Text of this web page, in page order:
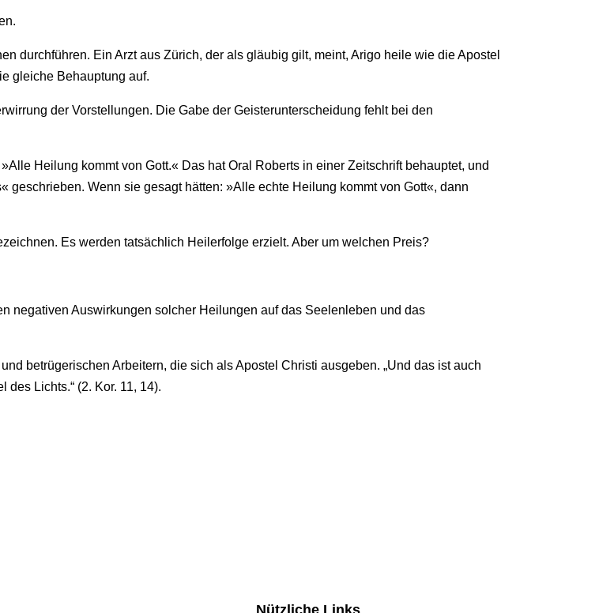
durchführen. Ein Arzt aus Zürich, der als gläubig gilt, meint, Arigo heile wie die Apostel
gleiche Behauptung auf.
der Vorstellungen. Die Gabe der Geisterunterscheidung fehlt bei den
Heilung kommt von Gott.« Das hat Oral Roberts in einer Zeitschrift behauptet, und
geschrieben. Wenn sie gesagt hätten: »Alle echte Heilung kommt von Gott«, dann
Es werden tatsächlich Heilerfolge erzielt. Aber um welchen Preis?
negativen Auswirkungen solcher Heilungen auf das Seelenleben und das
betrügerischen Arbeitern, die sich als Apostel Christi ausgeben. „Und das ist auch
Lichts.“ (2. Kor. 11, 14).
Nützliche Links